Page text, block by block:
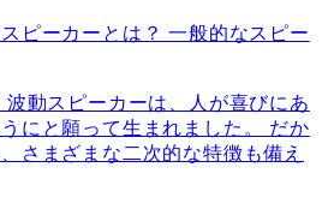
ピーカーとは？ 一般的なスピー
動スピーカーは、人が喜びにあ
にと願って生まれました。 だか
さまざまな二次的な特徴も備え